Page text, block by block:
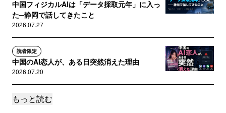
中国フィジカルAIは「データ採取元年」に入っ
た─静岡で話してきたこと
2026.07.27
読者限定
中国のAI恋人が、ある日突然消えた理由
2026.07.20
読者限定
もっと読む